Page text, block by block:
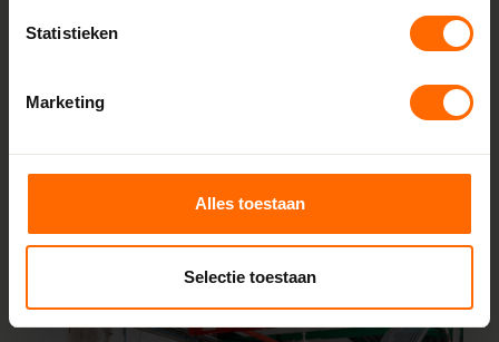
Statistieken
Marketing
Alles toestaan
Selectie toestaan
leveren we kunststof kozijnen van hoge kwaliteit tegen een
eerlijke prijs. Dankzij korte productietijden kun je jouw
Knipe. Stel je kozijnen online samen en wij leveren ze vanaf 5
over maatwerk of montage helpen onze vakmensen je